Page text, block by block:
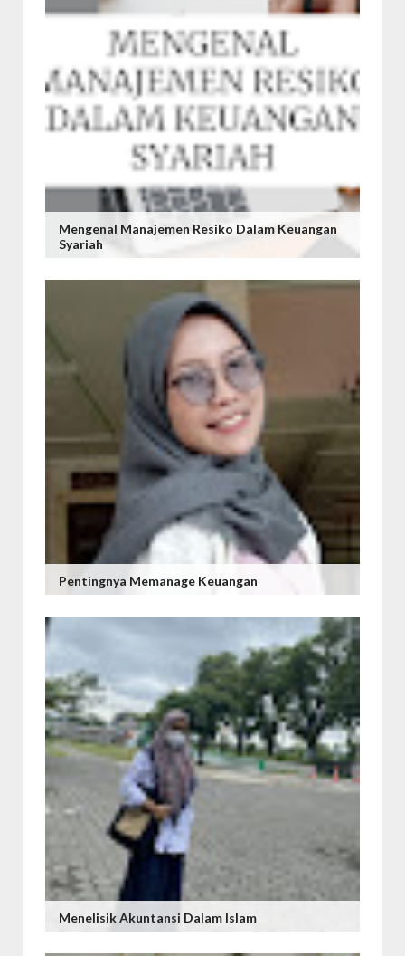
Mengenal Manajemen Resiko Dalam Keuangan
Syariah
Pentingnya Memanage Keuangan
Menelisik Akuntansi Dalam Islam